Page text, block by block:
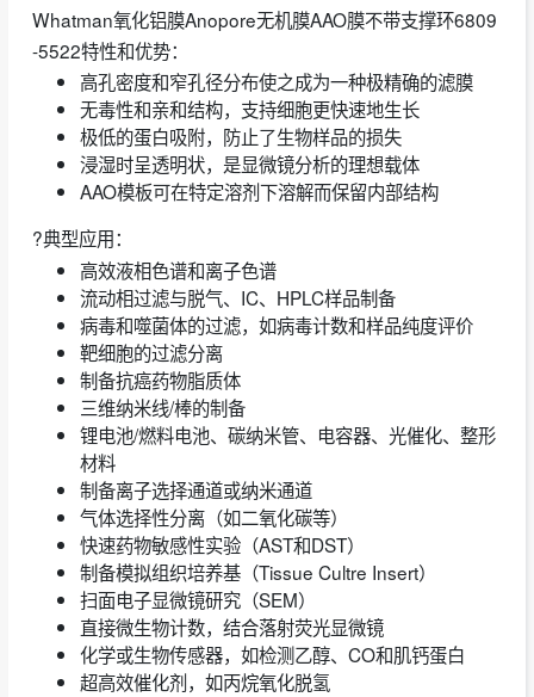
Whatman氧化铝膜Anopore无机膜AAO膜不带支撑环6809
-5522特性和优势：
高孔密度和窄孔径分布使之成为一种极精确的滤膜
无毒性和亲和结构，支持细胞更快速地生长
极低的蛋白吸附，防止了生物样品的损失
浸湿时呈透明状，是显微镜分析的理想载体
AAO模板可在特定溶剂下溶解而保留内部结构
?典型应用：
高效液相色谱和离子色谱
流动相过滤与脱气、IC、HPLC样品制备
病毒和噬菌体的过滤，如病毒计数和样品纯度评价
靶细胞的过滤分离
制备抗癌药物脂质体
三维纳米线/棒的制备
锂电池/燃料电池、碳纳米管、电容器、光催化、整形
材料
制备离子选择通道或纳米通道
气体选择性分离（如二氧化碳等）
快速药物敏感性实验（AST和DST）
制备模拟组织培养基（Tissue Cultre Insert）
扫面电子显微镜研究（SEM）
直接微生物计数，结合落射荧光显微镜
化学或生物传感器，如检测乙醇、CO和肌钙蛋白
超高效催化剂，如丙烷氧化脱氢